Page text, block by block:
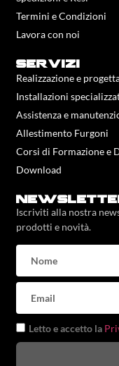
Termini e Condizioni
Lavora con noi
servizi
Realizzazione e
Installazioni
Assistenza e
Allestimento Furgoni
Corsi di Formazione e
Download
Iscriviti alla nostra
prodotti e novità.
Letto e accetto la